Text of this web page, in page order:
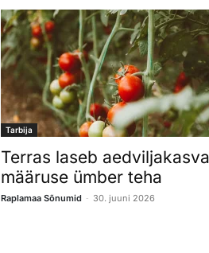
Tarbija
Terras laseb
määruse ümber teha
Raplamaa Sõnumid - 30. juuni 2026